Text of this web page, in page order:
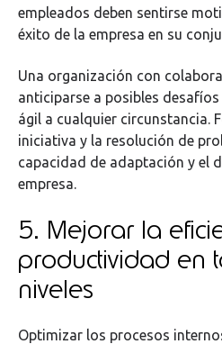
empleados deben sentirse
éxito de la empresa en su
Una organización con
anticiparse a posibles
ágil a cualquier circunstancia.
iniciativa y la resolución de
capacidad de adaptación y el
empresa.
5. Mejorar la
productividad en
niveles
Optimizar los procesos